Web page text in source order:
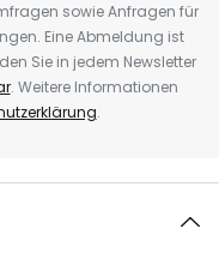
sowie Anfragen für
Eine Abmeldung ist
Sie in jedem Newsletter
. Weitere Informationen
.